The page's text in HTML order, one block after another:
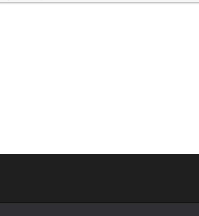
Вставить смайлик
Вставка цитаты
Вставка спойлера